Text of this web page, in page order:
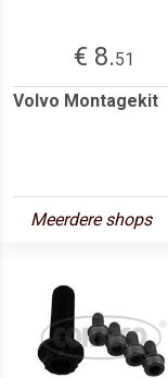
€ 8.51
Volvo Montagekit
Meerdere shops